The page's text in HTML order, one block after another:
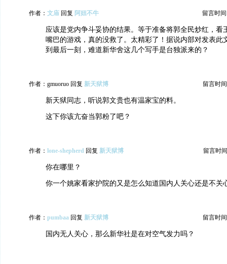
作者： 文庙 回复 阿妞不牛 留言时间
应该是党内争斗妥协的结果。等于准备将郭全民炒红，看
嘴巴的游戏，真的没救了。太精彩了！据说内部对发表此
到最后一刻，难道新华舍这几个写手是台独派来的？
作者：gmuoruo 回复 新天狱博 留言时
新天狱同志，听说郭文贵也有温家宝的料。
这下你该亢奋当郭粉了吧？
作者： lone-shepherd 回复 新天狱博 留言时
你在哪里？
你一个姚家看家护院的又是怎么知道国内人关心还是不关
作者： pumbaa 回复 新天狱博 留言时
国内无人关心，那么新华社是在对空气发力吗？